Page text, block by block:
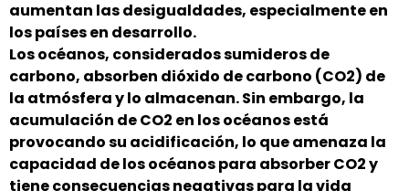
aumentan las desigualdades, especialmente en
los países en desarrollo.
Los océanos, considerados sumideros de
carbono, absorben dióxido de carbono (CO2) de
la atmósfera y lo almacenan. Sin embargo, la
acumulación de CO2 en los océanos está
provocando su acidificación, lo que amenaza la
capacidad de los océanos para absorber CO2 y
tiene consecuencias negativas para la vida